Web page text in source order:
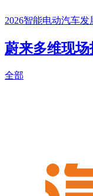
2026智能电动汽车发
蔚来多维现场
全部